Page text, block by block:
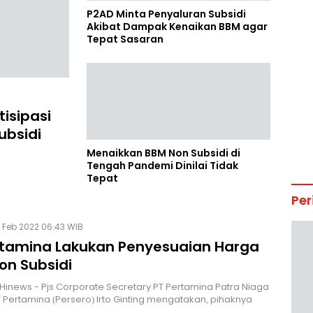
P2AD Minta Penyaluran Subsidi
Akibat Dampak Kenaikan BBM agar
Tepat Sasaran
Menaikkan BBM Non Subsidi di
Tengah Pandemi Dinilai Tidak
Tepat
2022 06:43 WIB
Lakukan Penyesuaian Harga
Subsidi
Hinews - Pjs Corporate Secretary PT Pertamina Patra Niaga
Pertamina (Persero) Irto Ginting mengatakan, pihaknya